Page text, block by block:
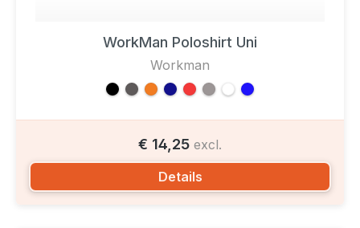
WorkMan Poloshirt Uni
Workman
€ 14,25 excl.
Details